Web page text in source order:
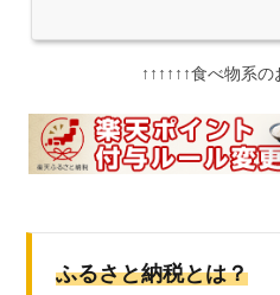
↑↑↑↑↑↑食べ物系の
ふるさと納税とは？